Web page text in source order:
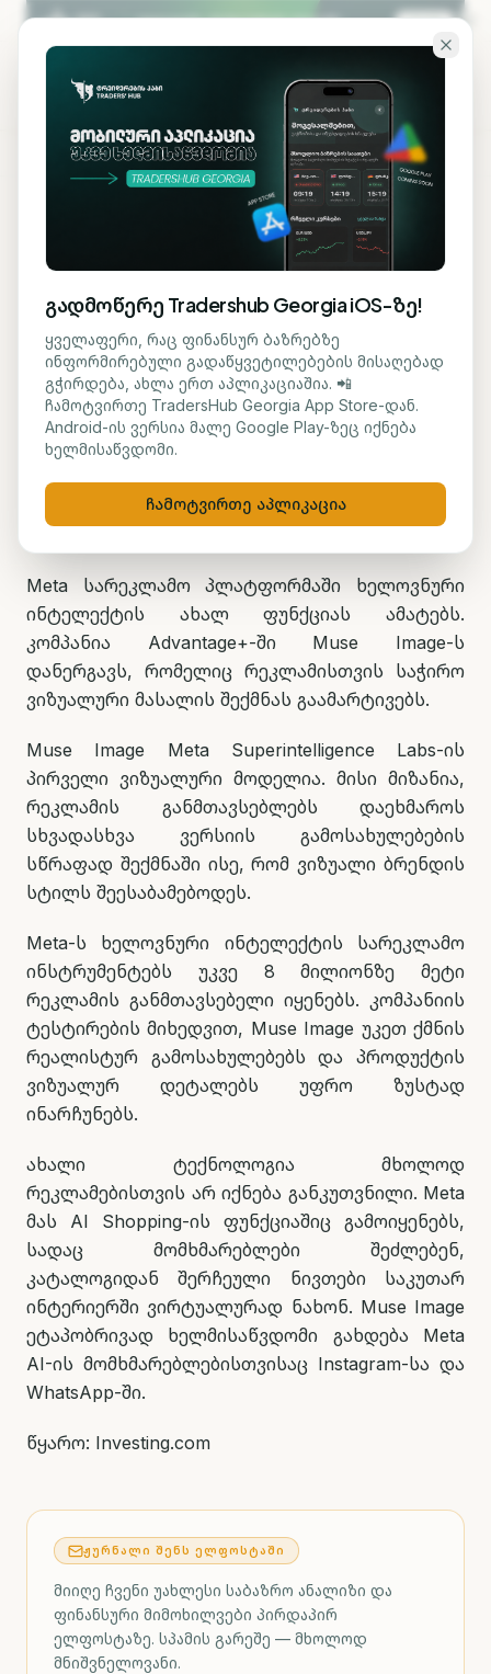
გადადი ძირითად შინაარსზე
KA EN
AI ᲢᲔᲥᲜᲝᲚᲝᲒᲘᲐ
Meta რეკლამებისთვის
ხელოვნური ინტელექტის
ახალ მოდელს ამატებს
მარიამ ქადარია 8 ივლისი, 2026 1 წთ კითხვა
Meta სარეკლამო პლატფორმაში ხელოვნური
ინტელექტის ახალ ფუნქციას ამატებს.
კომპანია Advantage+-ში Muse Image-ს
დანერგავს, რომელიც რეკლამისთვის საჭირო
ვიზუალური მასალის შექმნას გაამარტივებს.
Muse Image Meta Superintelligence Labs-ის
პირველი ვიზუალური მოდელია. მისი მიზანია,
რეკლამის განმთავსებლებს დაეხმაროს
სხვადასხვა ვერსიის გამოსახულებების
სწრაფად შექმნაში ისე, რომ ვიზუალი ბრენდის
სტილს შეესაბამებოდეს.
Meta-ს ხელოვნური ინტელექტის სარეკლამო
ინსტრუმენტებს უკვე 8 მილიონზე მეტი
რეკლამის განმთავსებელი იყენებს. კომპანიის
ტესტირების მიხედვით, Muse Image უკეთ ქმნის
რეალისტურ გამოსახულებებს და პროდუქტის
ვიზუალურ დეტალებს უფრო ზუსტად
ინარჩუნებს.
ახალი ტექნოლოგია მხოლოდ
რეკლამებისთვის არ იქნება განკუთვნილი. Meta
მას AI Shopping-ის ფუნქციაშიც გამოიყენებს,
სადაც მომხმარებლები შეძლებენ,
კატალოგიდან შერჩეული ნივთები საკუთარ
ინტერიერში ვირტუალურად ნახონ. Muse Image
ეტაპობრივად ხელმისაწვდომი გახდება Meta
AI-ის მომხმარებლებისთვისაც Instagram-სა და
WhatsApp-ში.
წყარო: Investing.com
ᲟᲣᲠᲜᲐᲚᲘ ᲨᲔᲜᲡ ᲔᲚᲤᲝᲡᲢᲐᲨᲘ
მიიღე ჩვენი უახლესი საბაზრო ანალიზი და
ფინანსური მიმოხილვები პირდაპირ
ელფოსტაზე. სპამის გარეშე — მხოლოდ
მნიშვნელოვანი.
გადმოწერე Tradershub Georgia iOS-ზე!
ყველაფერი, რაც ფინანსურ ბაზრებზე
ინფორმირებული გადაწყვეტილებების მისაღებად
გჭირდება, ახლა ერთ აპლიკაციაშია. 📲
ჩამოტვირთე TradersHub Georgia App Store-დან.
Android-ის ვერსია მალე Google Play-ზეც იქნება
ხელმისაწვდომი.
ჩამოტვირთე აპლიკაცია